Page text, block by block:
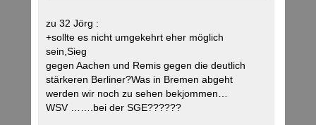
zu 32 Jörg :
+sollte es nicht umgekehrt eher möglich
sein,Sieg
gegen Aachen und Remis gegen die deutlich
stärkeren Berliner?Was in Bremen abgeht
werden wir noch zu sehen bekjommen…
WSV …….bei der SGE??????